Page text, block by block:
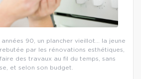
90, un plancher vieillot… la jeune
par les rénovations esthétiques,
des travaux au fil du temps, sans
et selon son budget.